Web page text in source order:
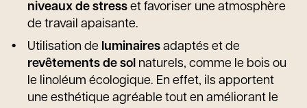
niveaux de stress et favoriser une atmosphère
de travail apaisante.
Utilisation de luminaires adaptés et de
revêtements de sol naturels, comme le bois ou
le linoléum écologique. En effet, ils apportent
une esthétique agréable tout en améliorant le